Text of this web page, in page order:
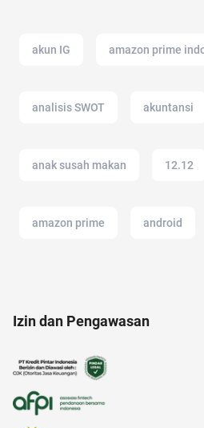
akun IG amazon prime
analisis SWOT akuntansi
anak susah makan 12.12
amazon prime android
alat masak
Izin dan Pengawasan